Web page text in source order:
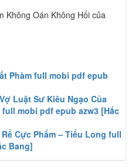
Không Oán Không Hối của
Phàm full mobi pdf epub
Luật Sư Kiêu Ngạo Của
mobi pdf epub azw3 [Hắc
Cực Phẩm – Tiểu Long full
Bang]